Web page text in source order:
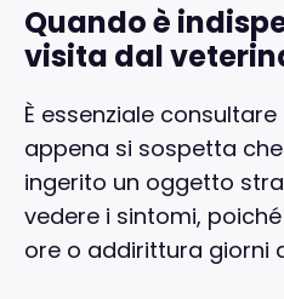
Quando è
visita dal
È essenziale
appena si sospetta
ingerito un oggetto
vedere i sintomi,
ore o addirittura giorni